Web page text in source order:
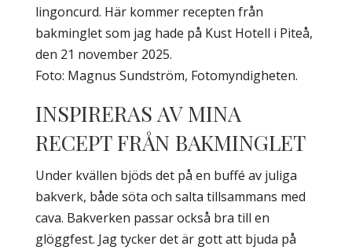
lingoncurd. Här kommer recepten från
bakminglet som jag hade på Kust Hotell i Piteå,
den 21 november 2025.
Foto: Magnus Sundström, Fotomyndigheten.
INSPIRERAS AV MINA
RECEPT FRÅN BAKMINGLET
Under kvällen bjöds det på en buffé av juliga
bakverk, både söta och salta tillsammans med
cava. Bakverken passar också bra till en
glöggfest. Jag tycker det är gott att bjuda på